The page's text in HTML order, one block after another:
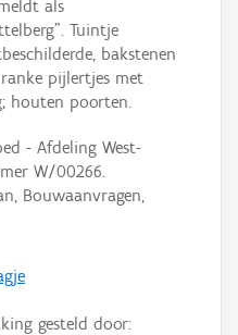
als
Tuintje
bakstenen
pijlertjes met
houten poorten.
- Afdeling West-
W/00266.
Bouwaanvragen,
gesteld door: